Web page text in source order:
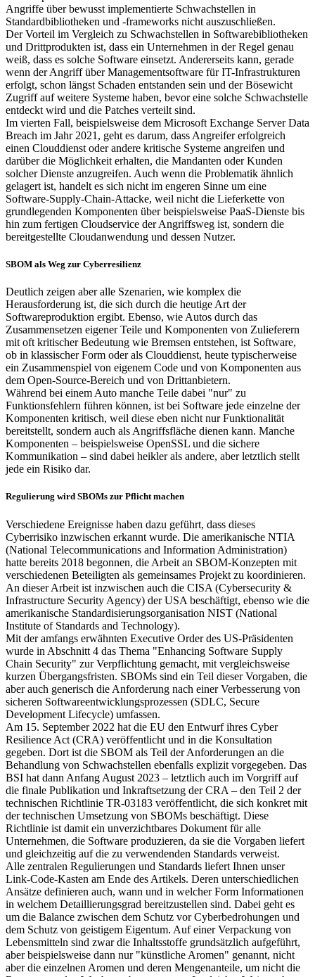
Angriffe über bewusst implementierte Schwachstellen in
Standardbibliotheken und -frameworks nicht auszuschließen.
Der Vorteil im Vergleich zu Schwachstellen in Softwarebibliotheken
und Drittprodukten ist, dass ein Unternehmen in der Regel genau
weiß, dass es solche Software einsetzt. Andererseits kann, gerade
wenn der Angriff über Managementsoftware für IT-Infrastrukturen
erfolgt, schon längst Schaden entstanden sein und der Bösewicht
Zugriff auf weitere Systeme haben, bevor eine solche Schwachstelle
entdeckt wird und die Patches verteilt sind.
Im vierten Fall, beispielsweise dem Microsoft Exchange Server Data
Breach im Jahr 2021, geht es darum, dass Angreifer erfolgreich
einen Clouddienst oder andere kritische Systeme angreifen und
darüber die Möglichkeit erhalten, die Mandanten oder Kunden
solcher Dienste anzugreifen. Auch wenn die Problematik ähnlich
gelagert ist, handelt es sich nicht im engeren Sinne um eine
Software-Supply-Chain-Attacke, weil nicht die Lieferkette von
grundlegenden Komponenten über beispielsweise PaaS-Dienste bis
hin zum fertigen Cloudservice der Angriffsweg ist, sondern die
bereitgestellte Cloudanwendung und dessen Nutzer.
SBOM als Weg zur Cyberresilienz
Deutlich zeigen aber alle Szenarien, wie komplex die
Herausforderung ist, die sich durch die heutige Art der
Softwareproduktion ergibt. Ebenso, wie Autos durch das
Zusammensetzen eigener Teile und Komponenten von Zulieferern
mit oft kritischer Bedeutung wie Bremsen entstehen, ist Software,
ob in klassischer Form oder als Clouddienst, heute typischerweise
ein Zusammenspiel von eigenem Code und von Komponenten aus
dem Open-Source-Bereich und von Drittanbietern.
Während bei einem Auto manche Teile dabei "nur" zu
Funktionsfehlern führen können, ist bei Software jede einzelne der
Komponenten kritisch, weil diese eben nicht nur Funktionalität
bereitstellt, sondern auch als Angriffsfläche dienen kann. Manche
Komponenten – beispielsweise OpenSSL und die sichere
Kommunikation – sind dabei heikler als andere, aber letztlich stellt
jede ein Risiko dar.
Regulierung wird SBOMs zur Pflicht machen
Verschiedene Ereignisse haben dazu geführt, dass dieses
Cyberrisiko inzwischen erkannt wurde. Die amerikanische NTIA
(National Telecommunications and Information Administration)
hatte bereits 2018 begonnen, die Arbeit an SBOM-Konzepten mit
verschiedenen Beteiligten als gemeinsames Projekt zu koordinieren.
An dieser Arbeit ist inzwischen auch die CISA (Cybersecurity &
Infrastructure Security Agency) der USA beschäftigt, ebenso wie die
amerikanische Standardisierungsorganisation NIST (National
Institute of Standards and Technology).
Mit der amfangs erwähnten Executive Order des US-Präsidenten
wurde in Abschnitt 4 das Thema "Enhancing Software Supply
Chain Security" zur Verpflichtung gemacht, mit vergleichsweise
kurzen Übergangsfristen. SBOMs sind ein Teil dieser Vorgaben, die
aber auch generisch die Anforderung nach einer Verbesserung von
sicheren Softwareentwicklungsprozessen (SDLC, Secure
Development Lifecycle) umfassen.
Am 15. September 2022 hat die EU den Entwurf ihres Cyber
Resilience Act (CRA) veröffentlicht und in die Konsultation
gegeben. Dort ist die SBOM als Teil der Anforderungen an die
Behandlung von Schwachstellen ebenfalls explizit vorgegeben. Das
BSI hat dann Anfang August 2023 – letztlich auch im Vorgriff auf
die finale Publikation und Inkraftsetzung der CRA – den Teil 2 der
technischen Richtlinie TR-03183 veröffentlicht, die sich konkret mit
der technischen Umsetzung von SBOMs beschäftigt. Diese
Richtlinie ist damit ein unverzichtbares Dokument für alle
Unternehmen, die Software produzieren, da sie die Vorgaben liefert
und gleichzeitig auf die zu verwendenden Standards verweist.
Alle zentralen Regulierungen und Standards liefert Ihnen unser
Link-Code-Kasten am Ende des Artikels. Deren unterschiedlichen
Ansätze definieren auch, wann und in welcher Form Informationen
in welchem Detaillierungsgrad bereitzustellen sind. Dabei geht es
um die Balance zwischen dem Schutz vor Cyberbedrohungen und
dem Schutz von geistigem Eigentum. Auf einer Verpackung von
Lebensmitteln sind zwar die Inhaltsstoffe grundsätzlich aufgeführt,
aber beispielsweise dann nur "künstliche Aromen" genannt, nicht
aber die einzelnen Aromen und deren Mengenanteile, um nicht die